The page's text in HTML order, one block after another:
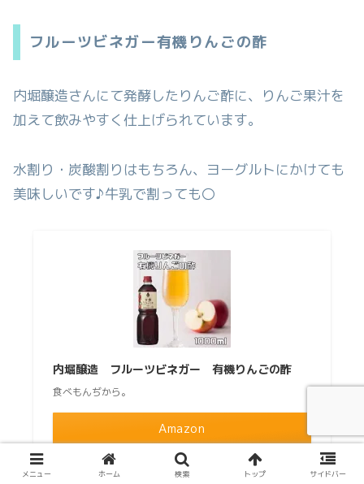
フルーツビネガー有機りんごの酢
内堀醸造さんにて発酵したりんご酢に、りんご果汁を
加えて飲みやすく仕上げられています。
水割り・炭酸割りはもちろん、ヨーグルトにかけても
美味しいです♪牛乳で割っても〇
内堀醸造 フルーツビネガー 有機りんごの酢
食べもんぢから。
Amazon
楽天市場
メニュー ホーム 検索 トップ サイドバー